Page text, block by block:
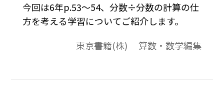
今回は6年p.53〜54、分数÷分数の計算の仕
方を考える学習についてご紹介します。
東京書籍(株) 算数・数学編集